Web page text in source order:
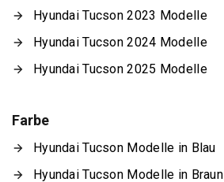
Hyundai Tucson 2023 Modelle
Hyundai Tucson 2024 Modelle
Hyundai Tucson 2025 Modelle
Farbe
Hyundai Tucson Modelle in Blau
Hyundai Tucson Modelle in Braun